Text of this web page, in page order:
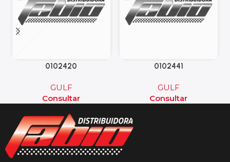
0102420
GULF
Consultar
0102441
GULF
Consultar